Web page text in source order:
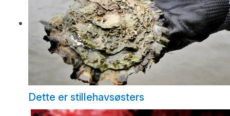
Dette er stillehavsøsters